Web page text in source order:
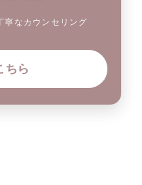
寧なカウンセリング
ちら